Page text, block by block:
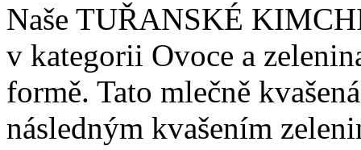
Naše TUŘANSKÉ
v kategorii Ovoce a
formě. Tato mlečně
následným kvašením